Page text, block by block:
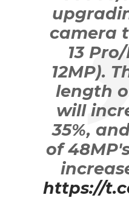
camera
13
12MP).
length
will
35%,
of
https://